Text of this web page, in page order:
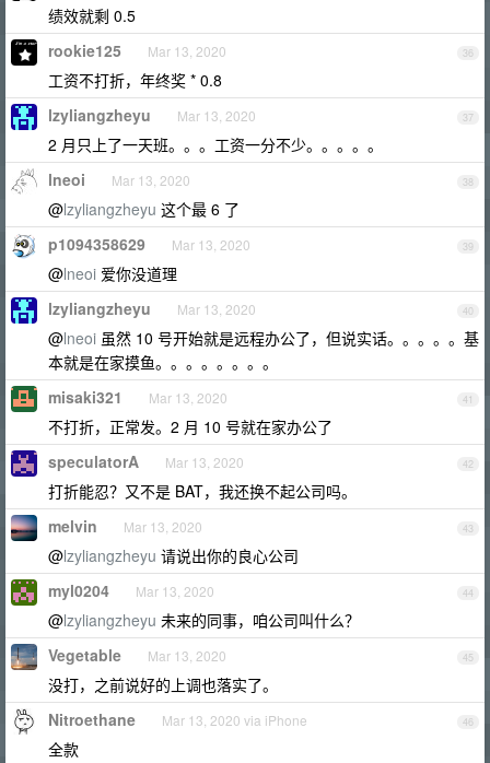
绩效就剩 0.5
36
rookie125 Mar 13, 2020
工资不打折，年终奖 * 0.8
37
lzyliangzheyu Mar 13, 2020
2 月只上了一天班。。。工资一分不少。。。。。
38
lneoi Mar 13, 2020
@lzyliangzheyu 这个最 6 了
39
p1094358629 Mar 13, 2020
@lneoi 爱你没道理
40
lzyliangzheyu Mar 13, 2020
@lneoi 虽然 10 号开始就是远程办公了，但说实话。。。。。基
本就是在家摸鱼。。。。。。。。
41
misaki321 Mar 13, 2020
不打折，正常发。2 月 10 号就在家办公了
42
speculatorA Mar 13, 2020
打折能忍？又不是 BAT，我还换不起公司吗。
43
melvin Mar 13, 2020
@lzyliangzheyu 请说出你的良心公司
44
myl0204 Mar 13, 2020
@lzyliangzheyu 未来的同事，咱公司叫什么？
45
Vegetable Mar 13, 2020
没打，之前说好的上调也落实了。
46
Nitroethane Mar 13, 2020 via iPhone
全款